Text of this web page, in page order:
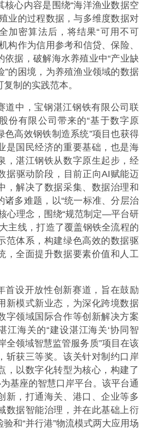
核心内容是围绕“海洋渔业数据空
业的过程数据，与多维度数据对
加密算法后，将结果“可用不可
构作为信用参考和信贷、保险、
依据，破解海水养殖业中“产业缺
”的困境，为养殖渔业领域的数据
制的实践范本。
道中，宝钢湛江钢铁有限公司联
份有限公司带来的“基于数字原
色高效钢铁制造系统”项目也获得
是国民经济的重要基础，也是海
，湛江钢铁从数字原生起步，经
据驱动阶段，目前正向AI赋能迈
，解决了数据采集、数据治理和
诸多难题，以“统一标准、分层治
心理念，围绕“规范制定—平台研
主线，打造了覆盖钢铁全流程的
范体系，构建绿色高效的数据驱
，全面提升数据要素价值和人工
首设开放性创新赛道，旨在鼓励
新模式新业态，为深化跨境数据
字领域国际合作等创新解决方案
江海关的“建设湛江海关‘协同智
全领域智慧监管服务质”项目在该
斩获三等奖。该关针对制约口岸
，以数字化转型为核心，构建了
为基座的智慧口岸平台。该平台通
新，打通海关、港口、企业等多
数据智能治理，并在此基础上衍
和“并行港”物流模式两大应用场